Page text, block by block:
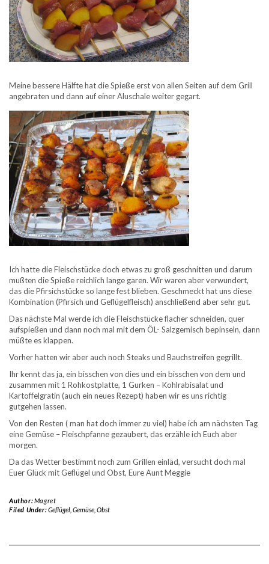
Meine bessere Hälfte hat die Spieße erst von allen Seiten auf dem Grill
angebraten und dann auf einer Aluschale weiter gegart.
Ich hatte die Fleischstücke doch etwas zu groß geschnitten und darum
mußten die Spieße reichlich lange garen. Wir waren aber verwundert,
das die Pfirsichstücke so lange fest blieben. Geschmeckt hat uns diese
Kombination (Pfirsich und Geflügelfleisch) anschließend aber sehr gut.
Das nächste Mal werde ich die Fleischstücke flacher schneiden, quer
aufspießen und dann noch mal mit dem ÖL- Salzgemisch bepinseln, dann
müßte es klappen.
Vorher hatten wir aber auch noch Steaks und Bauchstreifen gegrillt.
Ihr kennt das ja, ein bisschen von dies und ein bisschen von dem und
zusammen mit 1 Rohkostplatte, 1 Gurken – Kohlrabisalat und
Kartoffelgratin (auch ein neues Rezept) haben wir es uns richtig
gutgehen lassen.
Von den Resten ( man hat doch immer zu viel) habe ich am nächsten Tag
eine Gemüse – Fleischpfanne gezaubert, das erzähle ich Euch aber
morgen.
Da das Wetter bestimmt noch zum Grillen einläd, versucht doch mal
Euer Glück mit Geflügel und Obst, Eure Aunt Meggie
Author:Magret
Filed Under:Geflügel, Gemüse, Obst